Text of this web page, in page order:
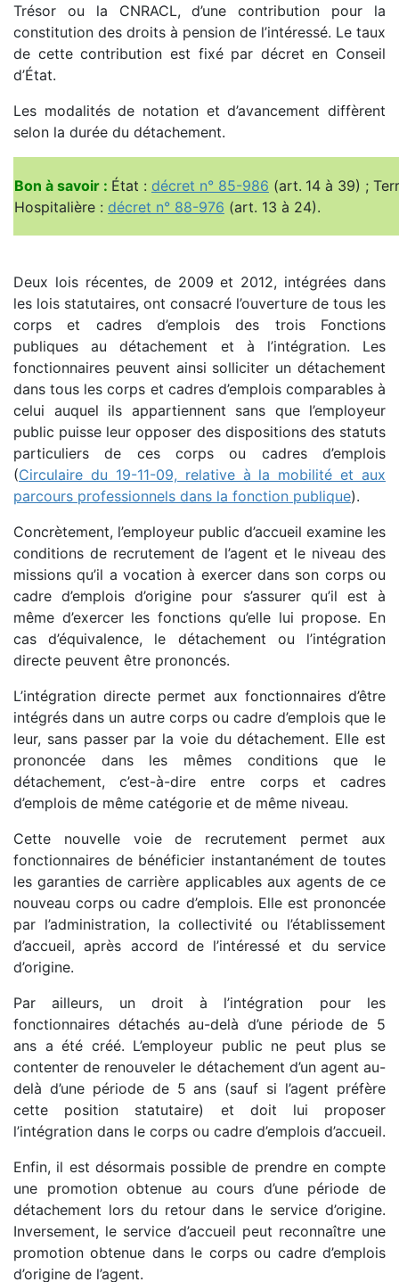
Trésor ou la CNRACL, d’une contribution pour la
constitution des droits à pension de l’intéressé. Le taux
de cette contribution est fixé par décret en Conseil
d’État.
Les modalités de notation et d’avancement diffèrent
selon la durée du détachement.
Bon à savoir : État : décret n° 85-986 (art. 14 à 39) ;
Hospitalière : décret n° 88-976 (art. 13 à 24).
Deux lois récentes, de 2009 et 2012, intégrées dans
les lois statutaires, ont consacré l’ouverture de tous les
corps et cadres d’emplois des trois Fonctions
publiques au détachement et à l’intégration. Les
fonctionnaires peuvent ainsi solliciter un détachement
dans tous les corps et cadres d’emplois comparables à
celui auquel ils appartiennent sans que l’employeur
public puisse leur opposer des dispositions des statuts
particuliers de ces corps ou cadres d’emplois
(Circulaire du 19-11-09, relative à la mobilité et aux
parcours professionnels dans la fonction publique).
Concrètement, l’employeur public d’accueil examine les
conditions de recrutement de l’agent et le niveau des
missions qu’il a vocation à exercer dans son corps ou
cadre d’emplois d’origine pour s’assurer qu’il est à
même d’exercer les fonctions qu’elle lui propose. En
cas d’équivalence, le détachement ou l’intégration
directe peuvent être prononcés.
L’intégration directe permet aux fonctionnaires d’être
intégrés dans un autre corps ou cadre d’emplois que le
leur, sans passer par la voie du détachement. Elle est
prononcée dans les mêmes conditions que le
détachement, c’est-à-dire entre corps et cadres
d’emplois de même catégorie et de même niveau.
Cette nouvelle voie de recrutement permet aux
fonctionnaires de bénéficier instantanément de toutes
les garanties de carrière applicables aux agents de ce
nouveau corps ou cadre d’emplois. Elle est prononcée
par l’administration, la collectivité ou l’établissement
d’accueil, après accord de l’intéressé et du service
d’origine.
Par ailleurs, un droit à l’intégration pour les
fonctionnaires détachés au-delà d’une période de 5
ans a été créé. L’employeur public ne peut plus se
contenter de renouveler le détachement d’un agent au-
delà d’une période de 5 ans (sauf si l’agent préfère
cette position statutaire) et doit lui proposer
l’intégration dans le corps ou cadre d’emplois d’accueil.
Enfin, il est désormais possible de prendre en compte
une promotion obtenue au cours d’une période de
détachement lors du retour dans le service d’origine.
Inversement, le service d’accueil peut reconnaître une
promotion obtenue dans le corps ou cadre d’emplois
d’origine de l’agent.